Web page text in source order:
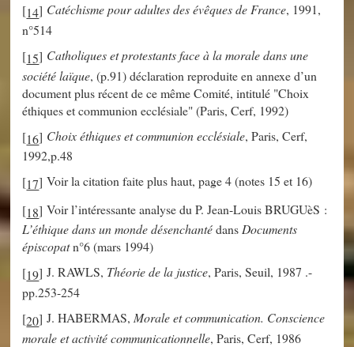
[14] Catéchisme pour adultes des évêques de France, 1991,
n°514
[15] Catholiques et protestants face à la morale dans une
société laïque, (p.91) déclaration reproduite en annexe d’un
document plus récent de ce même Comité, intitulé "Choix
éthiques et communion ecclésiale" (Paris, Cerf, 1992)
[16] Choix éthiques et communion ecclésiale, Paris, Cerf,
1992,p.48
[17]Voir la citation faite plus haut, page 4 (notes 15 et 16)
[18]Voir l’intéressante analyse du P. Jean-Louis BRUGUèS :
L’éthique dans un monde désenchantédansDocuments
épiscopatn°6 (mars 1994)
[19]J. RAWLS, Théorie de la justice, Paris, Seuil, 1987 .-
pp.253-254
[20]J. HABERMAS, Morale et communication. Conscience
morale et activité communicationnelle, Paris, Cerf, 1986